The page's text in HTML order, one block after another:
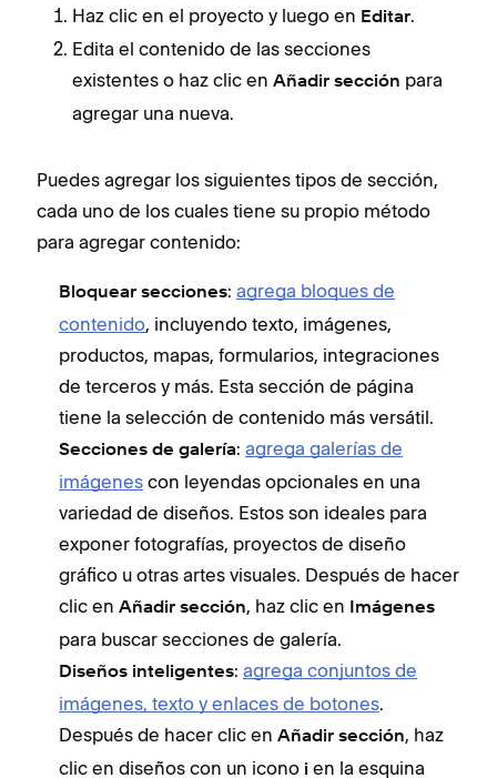
Haz clic en el proyecto y luego en Editar.
Edita el contenido de las secciones
existentes o haz clic en Añadir sección para
agregar una nueva.
Puedes agregar los siguientes tipos de sección,
cada uno de los cuales tiene su propio método
para agregar contenido:
Bloquear secciones: agrega bloques de
contenido, incluyendo texto, imágenes,
productos, mapas, formularios, integraciones
de terceros y más. Esta sección de página
tiene la selección de contenido más versátil.
Secciones de galería: agrega galerías de
imágenes con leyendas opcionales en una
variedad de diseños. Estos son ideales para
exponer fotografías, proyectos de diseño
gráfico u otras artes visuales. Después de hacer
clic en Añadir sección, haz clic en Imágenes
para buscar secciones de galería.
Diseños inteligentes: agrega conjuntos de
imágenes, texto y enlaces de botones.
Después de hacer clic en Añadir sección, haz
clic en diseños con un icono i en la esquina